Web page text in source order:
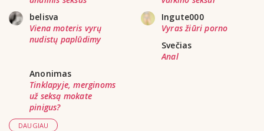
belisva
Viena moteris vyrų
nudistų paplūdimy
Ingute000
Vyras žiūri porno
Svečias
Anal
Anonimas
Tinklapyje, merginoms
už seksą mokate
pinigus?
DAUGIAU